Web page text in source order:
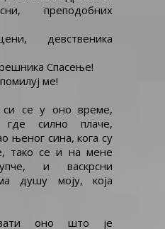
преподобних
девственика
Спасење!
ме!
се у оно време,
силно плаче,
њеног сина, кога су
тако се и на мене
и васкрсни
душу моју, која
оно што је